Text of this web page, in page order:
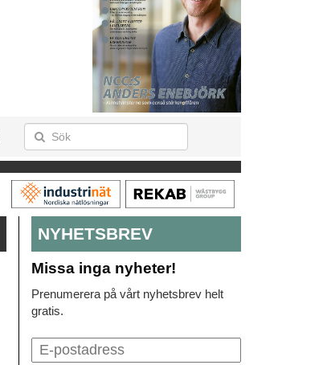
NYHETSBREV
Missa inga nyheter!
Prenumerera på vårt nyhetsbrev helt
gratis.